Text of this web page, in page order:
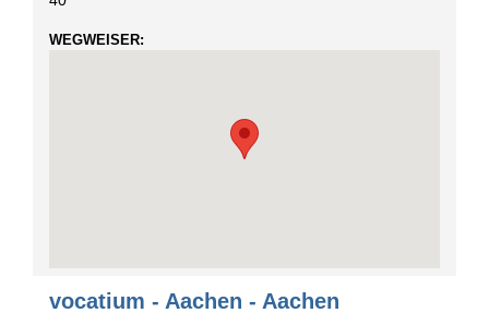
WEGWEISER:
vocatium - Aachen - Aachen